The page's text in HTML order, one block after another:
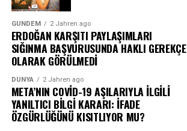
GÜNDEM 2 Jahren ago
ERDOĞAN KARŞITI PAYLAŞIMLARI
SIĞINMA BAŞVURUSUNDA HAKLI GEREKÇE
OLARAK GÖRÜLMEDİ
DÜNYA 2 Jahren ago
META’NIN COVİD-19 AŞILARIYLA İLGİLİ
YANILTICI BİLGİ KARARI: İFADE
ÖZGÜRLÜĞÜNÜ KISITLIYOR MU?